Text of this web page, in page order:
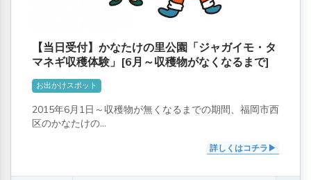
【当日受付】かなたけの里公園「ジャガイモ・タ
マネギ収穫体験」[6月～収穫物がなくなるまで]
お出かけスポット
2015年6月1日～収穫物が無くなるまでの期間、福岡市西
区のかなたけの...
詳しくはコチラ